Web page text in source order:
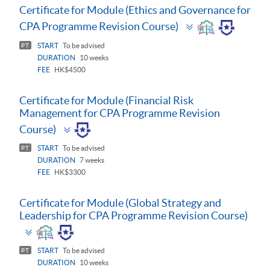
Certificate for Module (Ethics and Governance for
CPA Programme Revision Course)
Toggle
panel
PT START To be advised
DURATION
10 weeks
FEE
HK$4500
Certificate for Module (Financial Risk
Management for CPA Programme Revision
Course)
Toggle
panel
PT START To be advised
DURATION
7 weeks
FEE
HK$3300
Certificate for Module (Global Strategy and
Leadership for CPA Programme Revision Course)
Toggle
panel
PT START To be advised
DURATION
10 weeks